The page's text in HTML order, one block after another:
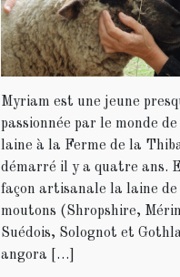
Myriam est une jeune
passionnée par le monde
laine à la Ferme de la
démarré il y a quatre ans.
façon artisanale la laine de
moutons (Shropshire,
Suédois, Solognot et
angora […]